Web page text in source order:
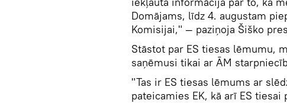
Domājams, līdz 4. augustam
Komisijai," — paziņoja Šiško
Stāstot par ES tiesas lēmumu,
saņēmusi tikai ar ĀM
"Tas ir ES tiesas lēmums ar
pateicamies EK, kā arī ES